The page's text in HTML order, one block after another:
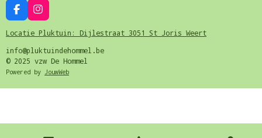
F
a
c
b
o
o
I
n
s
a
g
r
a
m
Locatie Pluktuin: Dijlestraat 3051 St Joris Weert
info@pluktuindehommel.be
© 2025 vzw De Hommel
Powered by JouwWeb